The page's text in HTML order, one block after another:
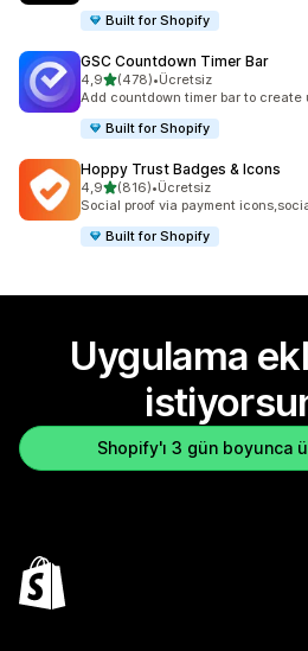
Built for Shopify
GSC Countdown Timer Bar
4,95 yıldız üzerinden
(478)
toplam 478 değerlendirme
•Ücretsiz
Add countdown timer bar to
Built for Shopify
Hoppy Trust Badges & Icons
4,95 yıldız üzerinden
(816)
toplam 816 değerlendirme
•Ücretsiz
Social proof via payment
Built for Shopify
Uygulama
Shopify'ı 3 gün boyunca